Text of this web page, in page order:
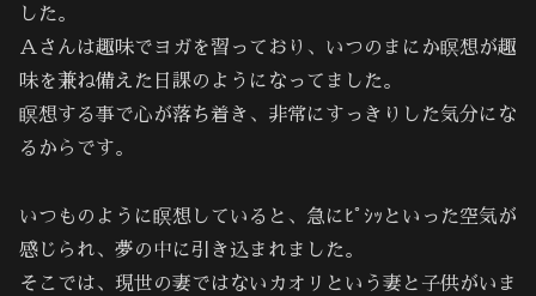
した。
Ａさんは趣味でヨガを習っており、いつのまにか瞑想が趣
味を兼ね備えた日課のようになってました。
瞑想する事で心が落ち着き、非常にすっきりした気分にな
るからです。
いつものように瞑想していると、急にﾋﾟｼｯといった空気が
感じられ、夢の中に引き込まれました。
そこでは、現世の妻ではないカオリという妻と子供がいま